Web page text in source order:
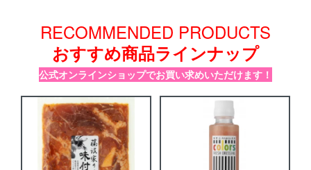
RECOMMENDED PRODUCTS
おすすめ商品ラインナップ
公式オンラインショップでお買い求めいただけます！